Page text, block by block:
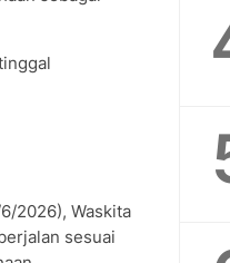
2026), Waskita
sesuai